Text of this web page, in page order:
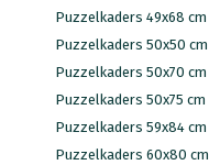
Puzzelkaders 49x68 cm
Puzzelkaders 50x50 cm
Puzzelkaders 50x70 cm
Puzzelkaders 50x75 cm
Puzzelkaders 59x84 cm
Puzzelkaders 60x80 cm